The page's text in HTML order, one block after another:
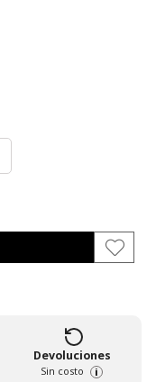
Devoluciones
Sin costo i